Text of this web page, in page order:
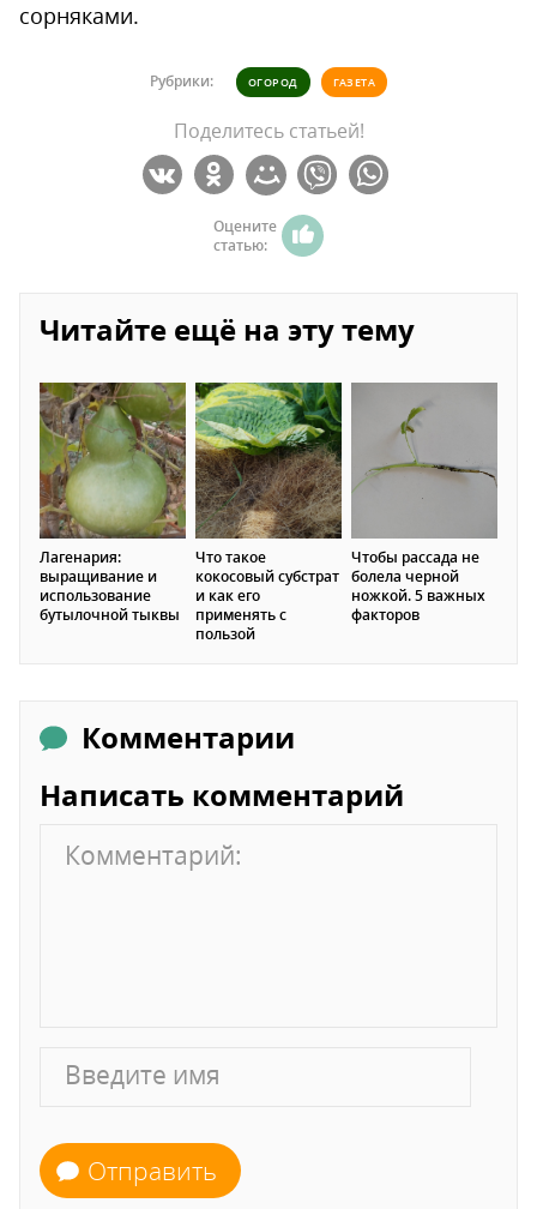
сорняками.
Рубрики: ОГОРОД ГАЗЕТА
Поделитесь статьей!
Оцените
статью:
Читайте ещё на эту тему
Лагенария:
выращивание и
использование
бутылочной тыквы
Что такое
кокосовый субстрат
и как его
применять с
пользой
Чтобы рассада не
болела черной
ножкой. 5 важных
факторов
Комментарии
Написать комментарий
Отправить